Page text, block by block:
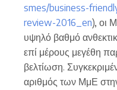
smes/business-
review-2016_en), οι
υψηλό βαθμό
επί μέρους μεγέθη
βελτίωση.
αριθμός των ΜμΕ